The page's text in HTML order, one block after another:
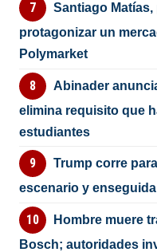
Santiago
protagonizar un
Polymarket
Abinader
elimina requisito que
estudiantes
Trump corre
escenario y
Hombre muere
Bosch; autoridades